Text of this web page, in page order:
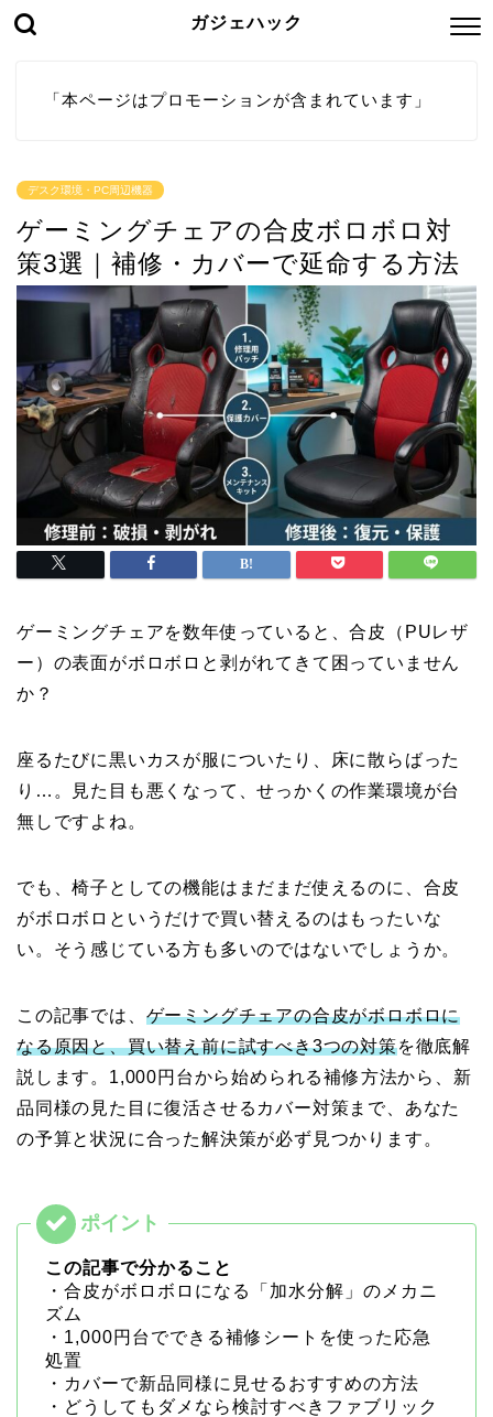
ガジェハック
「本ページはプロモーションが含まれています」
デスク環境・PC周辺機器
ゲーミングチェアの合皮ボロボロ対
策3選｜補修・カバーで延命する方法
ゲーミングチェアを数年使っていると、合皮（PUレザ
ー）の表面がボロボロと剥がれてきて困っていません
か？
座るたびに黒いカスが服についたり、床に散らばった
り…。見た目も悪くなって、せっかくの作業環境が台
無しですよね。
でも、椅子としての機能はまだまだ使えるのに、合皮
がボロボロというだけで買い替えるのはもったいな
い。そう感じている方も多いのではないでしょうか。
この記事では、 ゲーミングチェアの合皮がボロボロに
なる原因と、買い替え前に試すべき3つの対策を徹底解
説します。1,000円台から始められる補修方法から、新
品同様の見た目に復活させるカバー対策まで、あなた
の予算と状況に合った解決策が必ず見つかります。
この記事で分かること
・合皮がボロボロになる「加水分解」のメカニ
ズム
・1,000円台でできる補修シートを使った応急
処置
・カバーで新品同様に見せるおすすめの方法
・どうしてもダメなら検討すべきファブリック